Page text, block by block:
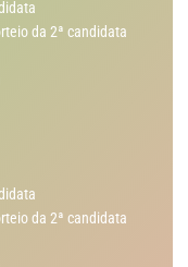
da 2ª candidata
da 2ª candidata